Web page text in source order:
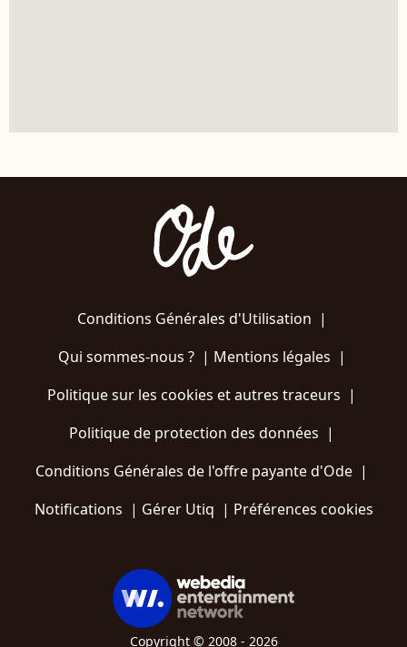
Conditions Générales d'Utilisation |
Qui sommes-nous ?| Mentions légales |
Politique sur les cookies et autres traceurs |
Politique de protection des données |
Conditions Générales de l'offre payante d'Ode |
Notifications | Gérer Utiq | Préférences cookies
Copyright © 2008 - 2026